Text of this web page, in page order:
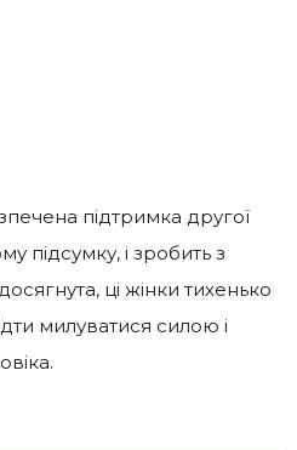
підтримка другої
підсумку, і зробить з
ці жінки тихенько
милуватися силою і